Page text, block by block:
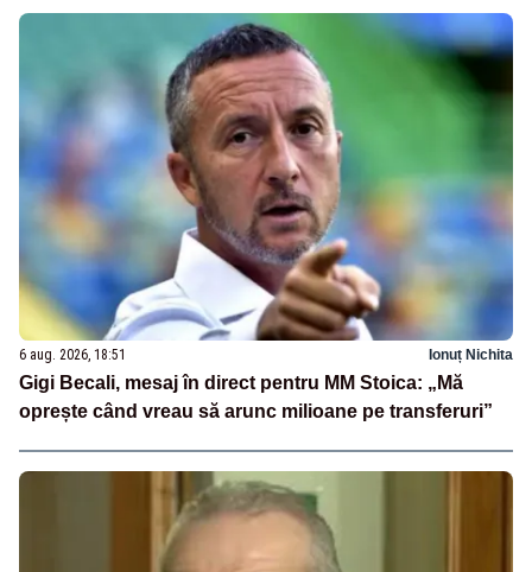
6 aug. 2026, 18:51 Ionuț Nichita
Gigi Becali, mesaj în direct pentru MM Stoica: „Mă
oprește când vreau să arunc milioane pe transferuri”